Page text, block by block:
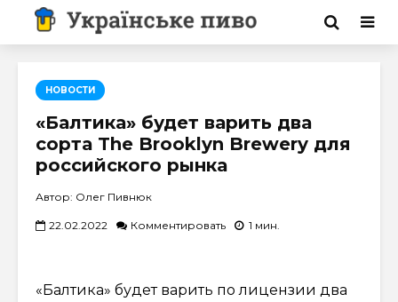
НОВОСТИ
«Балтика» будет варить два
сорта The Brooklyn Brewery для
российского рынка
Автор: Олег Пивнюк
22.02.2022 Комментировать 1 мин.
«Балтика» будет варить по лицензии два